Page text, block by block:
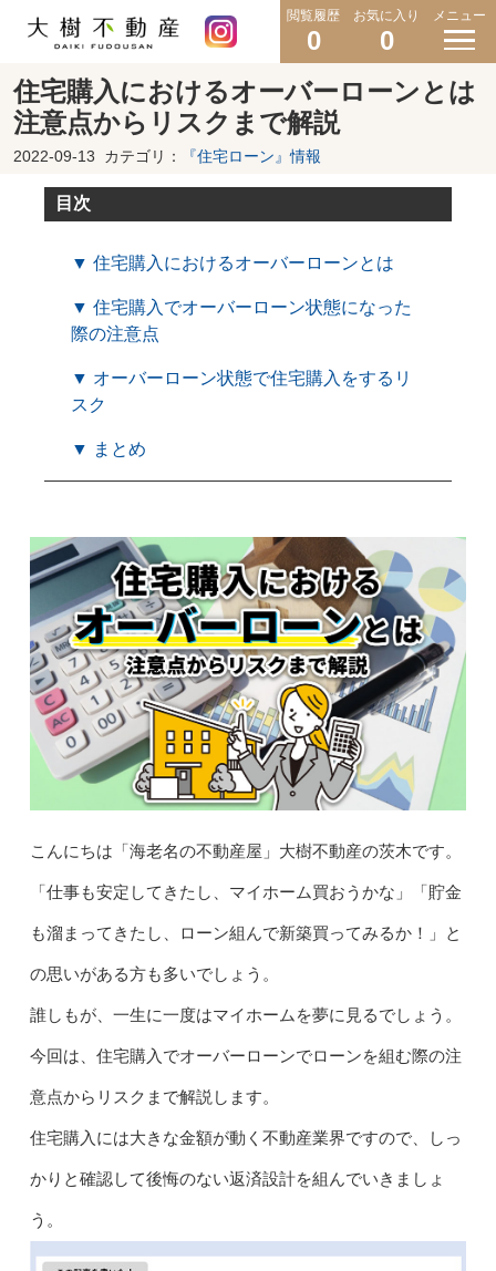
閲覧履歴
0
お気に入り
0
メニュー
住宅購入におけるオーバーローンとは
注意点からリスクまで解説
2022-09-13 カテゴリ： 『住宅ローン』情報
目次
▼ 住宅購入におけるオーバーローンとは
▼ 住宅購入でオーバーローン状態になった
際の注意点
▼ オーバーローン状態で住宅購入をするリ
スク
▼ まとめ
こんにちは「海老名の不動産屋」大樹不動産の茨木です。
「仕事も安定してきたし、マイホーム買おうかな」「貯金
も溜まってきたし、ローン組んで新築買ってみるか！」と
の思いがある方も多いでしょう。
誰しもが、一生に一度はマイホームを夢に見るでしょう。
今回は、住宅購入でオーバーローンでローンを組む際の注
意点からリスクまで解説します。
住宅購入には大きな金額が動く不動産業界ですので、しっ
かりと確認して後悔のない返済設計を組んでいきましょ
う。